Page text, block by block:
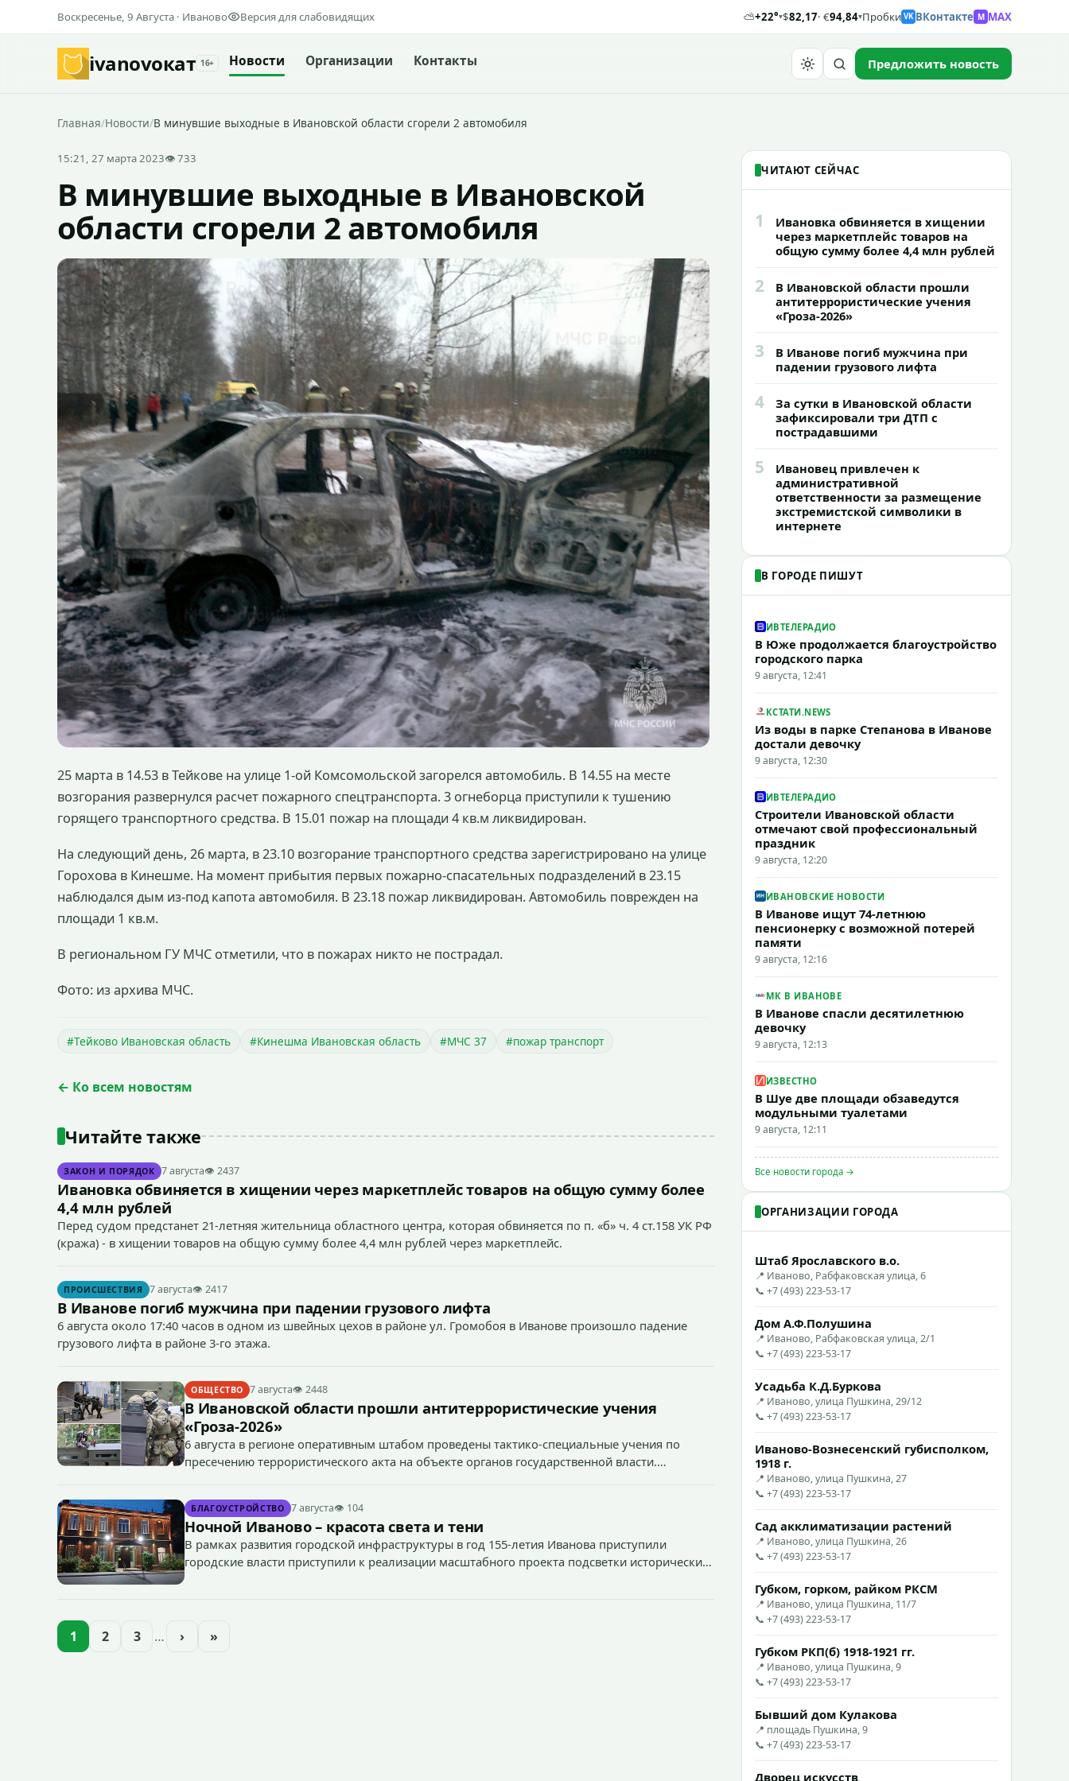
Воскресенье, 9 Августа · Иваново Версия для слабовидящих ⛅+22°▾$82,17· €94,84▾Пробки VK ВКонтакте M MAX
ivanovoкат 16+ Новости Организации Контакты Предложить новость
Главная/Новости/В минувшие выходные в Ивановской области сгорели 2 автомобиля
15:21, 27 марта 2023👁 733
В минувшие выходные в Ивановской
области сгорели 2 автомобиля
25 марта в 14.53 в Тейкове на улице 1-ой Комсомольской загорелся автомобиль. В 14.55 на месте
возгорания развернулся расчет пожарного спецтранспорта. 3 огнеборца приступили к тушению
горящего транспортного средства. В 15.01 пожар на площади 4 кв.м ликвидирован.
На следующий день, 26 марта, в 23.10 возгорание транспортного средства зарегистрировано на улице
Горохова в Кинешме. На момент прибытия первых пожарно-спасательных подразделений в 23.15
наблюдался дым из-под капота автомобиля. В 23.18 пожар ликвидирован. Автомобиль поврежден на
площади 1 кв.м.
В региональном ГУ МЧС отметили, что в пожарах никто не пострадал.
Фото: из архива МЧС.
#Тейково Ивановская область #Кинешма Ивановская область #МЧС 37 #пожар транспорт
← Ко всем новостям
Читайте также
ЗАКОН И ПОРЯДОК 7 августа👁 2437
Ивановка обвиняется в хищении через маркетплейс товаров на общую сумму более
4,4 млн рублей
Перед судом предстанет 21-летняя жительница областного центра, которая обвиняется по п. «б» ч. 4 ст.158 УК РФ
(кража) - в хищении товаров на общую сумму более 4,4 млн рублей через маркетплейс.
ПРОИСШЕСТВИЯ 7 августа👁 2417
В Иванове погиб мужчина при падении грузового лифта
6 августа около 17:40 часов в одном из швейных цехов в районе ул. Громобоя в Иванове произошло падение
грузового лифта в районе 3-го этажа.
ОБЩЕСТВО 7 августа👁 2448
В Ивановской области прошли антитеррористические учения
«Гроза-2026»
6 августа в регионе оперативным штабом проведены тактико-специальные учения по
пресечению террористического акта на объекте органов государственной власти.
БЛАГОУСТРОЙСТВО 7 августа👁 104
Ночной Иваново – красота света и тени
В рамках развития городской инфраструктуры в год 155-летия Иванова приступили
городские власти приступили к реализации масштабного проекта подсветки исторических
1 2 3 … › »
ЧИТАЮТ СЕЙЧАС
1
Ивановка обвиняется в хищении
через маркетплейс товаров на
общую сумму более 4,4 млн рублей
2
В Ивановской области прошли
антитеррористические учения
«Гроза-2026»
3
В Иванове погиб мужчина при
падении грузового лифта
4
За сутки в Ивановской области
зафиксировали три ДТП с
пострадавшими
5
Ивановец привлечен к
административной
ответственности за размещение
экстремистской символики в
интернете
В ГОРОДЕ ПИШУТ
ИВТЕЛЕРАДИО
В Юже продолжается благоустройство
городского парка
9 августа, 12:41
КСТАТИ.NEWS
Из воды в парке Степанова в Иванове
достали девочку
9 августа, 12:30
ИВТЕЛЕРАДИО
Строители Ивановской области
отмечают свой профессиональный
праздник
9 августа, 12:20
ИВАНОВСКИЕ НОВОСТИ
В Иванове ищут 74-летнюю
пенсионерку с возможной потерей
памяти
9 августа, 12:16
МК В ИВАНОВЕ
В Иванове спасли десятилетнюю
девочку
9 августа, 12:13
ИЗВЕСТНО
В Шуе две площади обзаведутся
модульными туалетами
9 августа, 12:11
Все новости города →
ОРГАНИЗАЦИИ ГОРОДА
Штаб Ярославского в.о.
📍 Иваново, Рабфаковская улица, 6
📞 +7 (493) 223-53-17
Дом А.Ф.Полушина
📍 Иваново, Рабфаковская улица, 2/1
📞 +7 (493) 223-53-17
Усадьба К.Д.Буркова
📍 Иваново, улица Пушкина, 29/12
📞 +7 (493) 223-53-17
Иваново-Вознесенский губисполком,
1918 г.
📍 Иваново, улица Пушкина, 27
📞 +7 (493) 223-53-17
Сад акклиматизации растений
📍 Иваново, улица Пушкина, 26
📞 +7 (493) 223-53-17
Губком, горком, райком РКСМ
📍 Иваново, улица Пушкина, 11/7
📞 +7 (493) 223-53-17
Губком РКП(б) 1918-1921 гг.
📍 Иваново, улица Пушкина, 9
📞 +7 (493) 223-53-17
Бывший дом Кулакова
📍 площадь Пушкина, 9
📞 +7 (493) 223-53-17
Дворец искусств